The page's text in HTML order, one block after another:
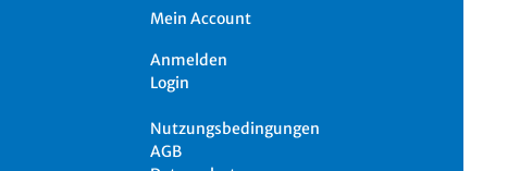
Mein Account
Anmelden
Login
Nutzungsbedingungen
AGB